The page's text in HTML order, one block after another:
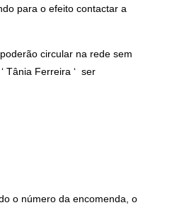
para o efeito contactar a
circular na rede sem
Tânia Ferreira ‘ ser
o número da encomenda, o